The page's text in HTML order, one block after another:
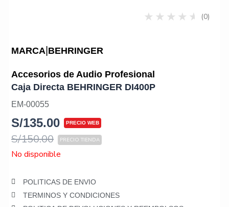
(0)
MARCA|BEHRINGER
Accesorios de Audio Profesional
Caja Directa BEHRINGER DI400P
EM-00055
S/150.00
S/135.00
No disponible
POLITICAS DE ENVIO
TERMINOS Y CONDICIONES